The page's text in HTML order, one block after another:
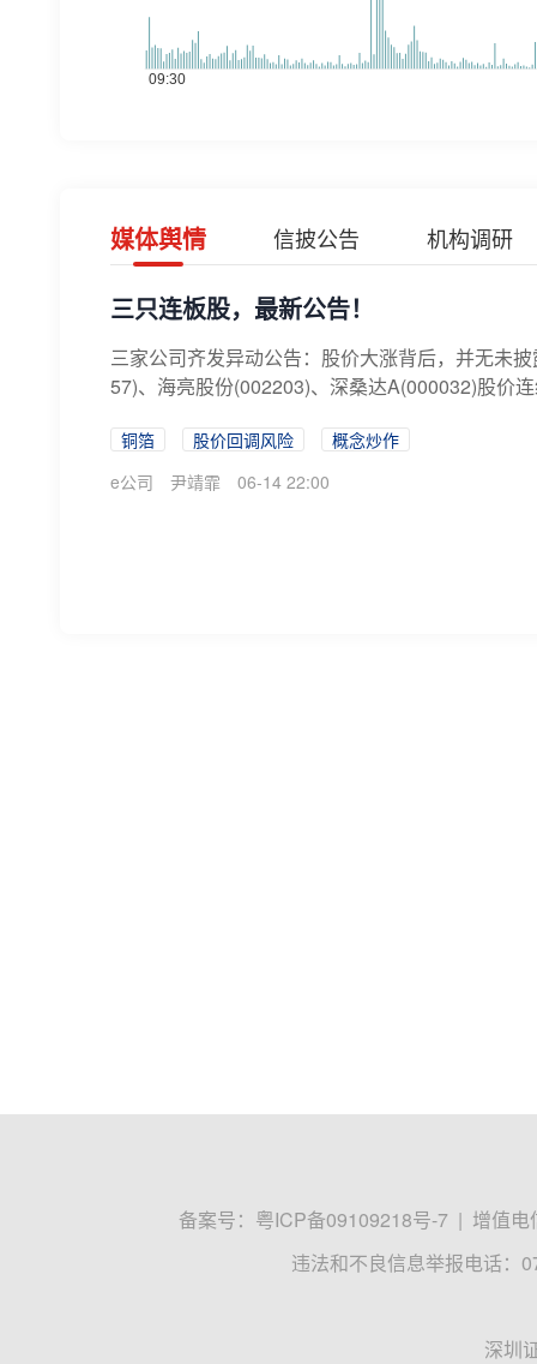
媒体舆情 信披公告 机构调研
三只连板股，最新公告！
三家公司齐发异动公告：股价大涨背后，并无未
57)、海亮股份(002203)、深桑达A(000032)股价
铜箔 股价回调风险
概念炒作
e公司
尹靖霏 06-14 22:00
备案号： 粤ICP备09109218号-7 | 增值电
违法和不良信息举报电话：
深圳